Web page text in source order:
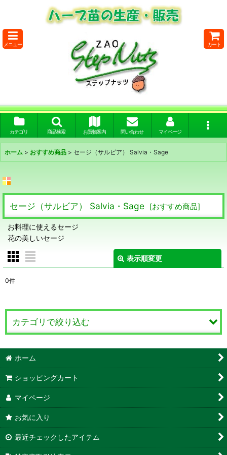
メニュー カート
カテゴリ 商品検索 お買物案内 問い合わせ マイページ
ホーム > おすすめ商品 > セージ（サルビア） Salvia・Sage
セージ（サルビア） Salvia・Sage [おすすめ商品]
お料理に使えるセージ
花の美しいセージ
表示順変更
サブカテゴリ
並び順:
絞り込む
0件
カテゴリで絞り込む
セージ 観賞用
セージ 料理・薬用
チェリーセージ
ホーム
ショッピングカート
マイページ
お気に入り
最近チェックしたアイテム